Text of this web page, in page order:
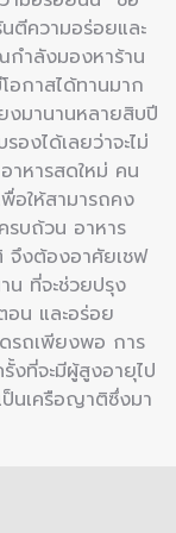
ตีความอร่อยและ
ำลังมองหาร้าน
อกาสได้ทานมาก
งมานานหลายสิบปี
งได้เลยว่าจะไม่
หารสดใหม่ คน
อให้สามารถคง
รบถ้วน อาหาร
จึงต้องอาศัยเชฟ
น ที่จะช่วยปรุง
น และอร่อย
รถเพียงพอ การ
งที่จะมีผู้สูงอายุไป
นเครือญาติซึ่งมา